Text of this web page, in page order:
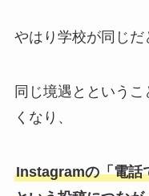
やはり学校が同じだ
同じ境遇とという
くなり、
Instagramの「電話